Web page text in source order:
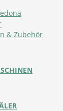
& Zubehör